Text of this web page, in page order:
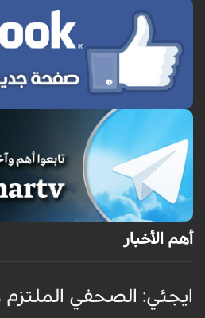
أهم الأخبار
ايجئي: الصحفي